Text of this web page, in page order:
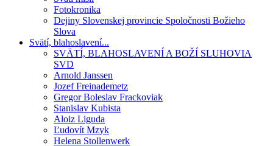
Fotokronika
Dejiny Slovenskej provincie Spoločnosti Božieho
Slova
Svätí, blahoslavení...
SVÄTÍ, BLAHOSLAVENÍ A BOŽÍ SLUHOVIA
SVD
Arnold Janssen
Jozef Freinademetz
Gregor Boleslav Frackoviak
Stanislav Kubista
Aloiz Liguda
Ľudovít Mzyk
Helena Stollenwerk